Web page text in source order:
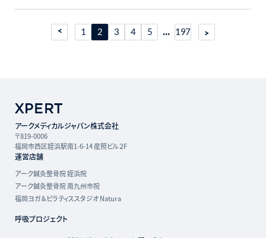
1 2 3 4 5 ... 197
アークメディカルジャパン株式会社
〒819-0006
福岡市西区姪浜駅南1-6-14 産照ビル２F
運営店舗
アーク鍼灸整骨院 姪浜院
アーク鍼灸整骨院 南九州市院
福岡ヨガ＆ピラティススタジオ Natura
呼吸プロジェクト